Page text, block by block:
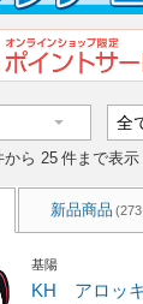
から 25 件まで表示
新品商品
基陽
KH アロッ